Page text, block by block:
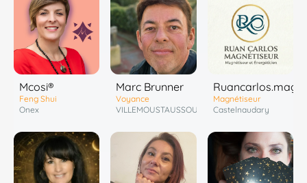
Mcosi®
Feng Shui
Onex
Marc Brunner
Voyance
VILLEMOUSTAUSSOU
Magnétiseur
Castelnaudary